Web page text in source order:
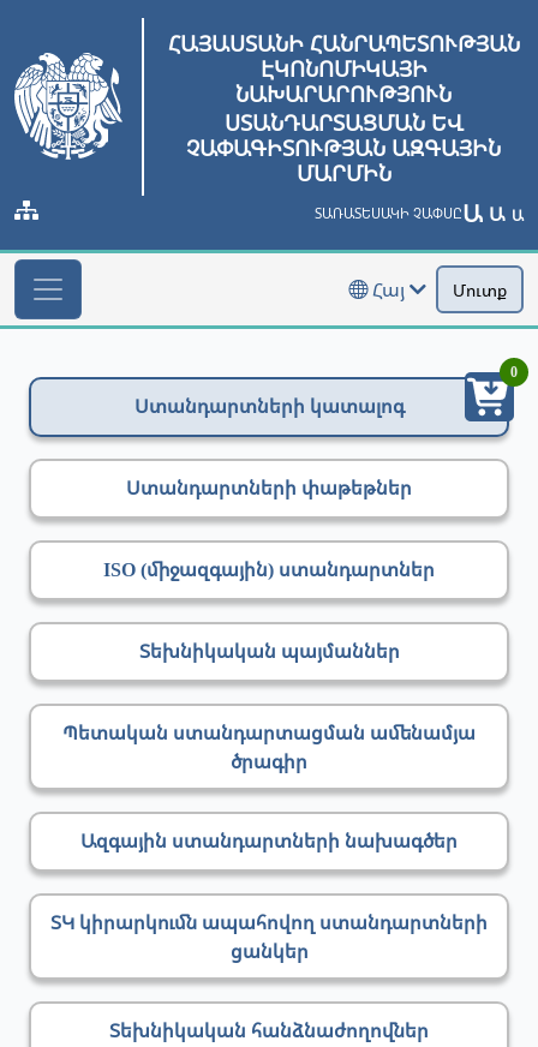
ՀԱՅԱՍՏԱՆԻ ՀԱՆՐԱՊԵՏՈՒԹՅԱՆ
ԷԿՈՆՈՄԻԿԱՅԻ
ՆԱԽԱՐԱՐՈՒԹՅՈՒՆ
ՍՏԱՆԴԱՐՏԱՑՄԱՆ ԵՎ
ՉԱՓԱԳԻՏՈՒԹՅԱՆ ԱԶԳԱՅԻՆ
ՄԱՐՄԻՆ
ՏԱՌԱՏԵՍԱԿԻ ՉԱՓՍԸԱ Ա Ա
Հայ Մուտք
Ստանդարտների կատալոգ
Ստանդարտների փաթեթներ
ISO (միջազգային) ստանդարտներ
Տեխնիկական պայմաններ
Պետական ստանդարտացման ամենամյա
ծրագիր
Ազգային ստանդարտների նախագծեր
ՏԿ կիրարկումն ապահովող ստանդարտների
ցանկեր
Տեխնիկական հանձնաժողովներ
0